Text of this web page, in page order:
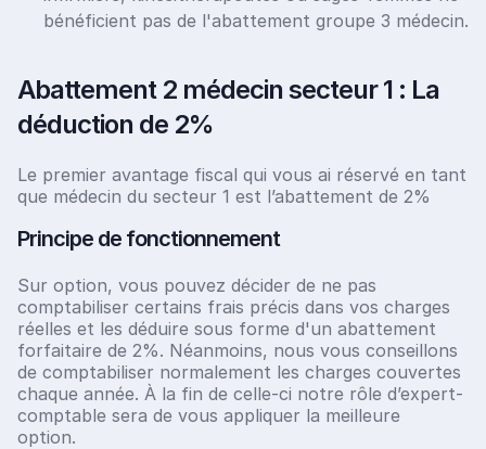
bénéficient pas de l'abattement groupe 3 médecin.
Abattement 2 médecin secteur 1 : La
déduction de 2%
Le premier avantage fiscal qui vous ai réservé en tant
que médecin du secteur 1 est l’abattement de 2%
Principe de fonctionnement
Sur option, vous pouvez décider de ne pas
comptabiliser certains frais précis dans vos charges
réelles et les déduire sous forme d'un abattement
forfaitaire de 2%. Néanmoins, nous vous conseillons
de comptabiliser normalement les charges couvertes
chaque année. À la fin de celle-ci notre rôle d’expert-
comptable sera de vous appliquer la meilleure
option.